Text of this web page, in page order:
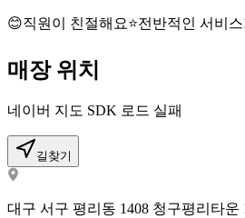
😊직원이 친절해요⭐전반적인 서비
매장 위치
네이버 지도 SDK 로드 실패
길찾기
대구 서구 평리동 1408 청구평리타운